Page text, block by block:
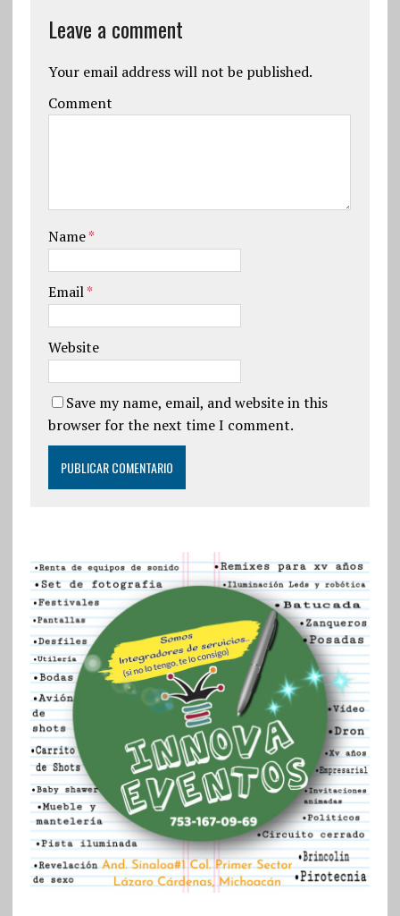
Leave a comment
Your email address will not be published.
Comment
Name*
Email*
Website
Save my name, email, and website in this
browser for the next time I comment.